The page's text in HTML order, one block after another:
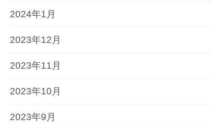
2024年1月
2023年12月
2023年11月
2023年10月
2023年9月